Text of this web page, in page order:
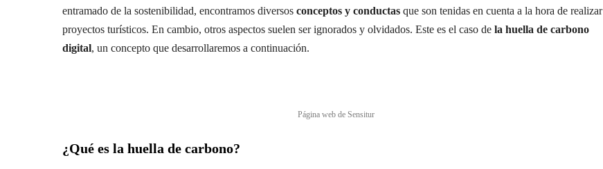
entramado de la sostenibilidad, encontramos diversos conceptos y conductas que son tenidas en cuenta a la hora de realizar
proyectos turísticos. En cambio, otros aspectos suelen ser ignorados y olvidados. Este es el caso de la huella de carbono
digital, un concepto que desarrollaremos a continuación.
Página web de Sensitur
¿Qué es la huella de carbono?